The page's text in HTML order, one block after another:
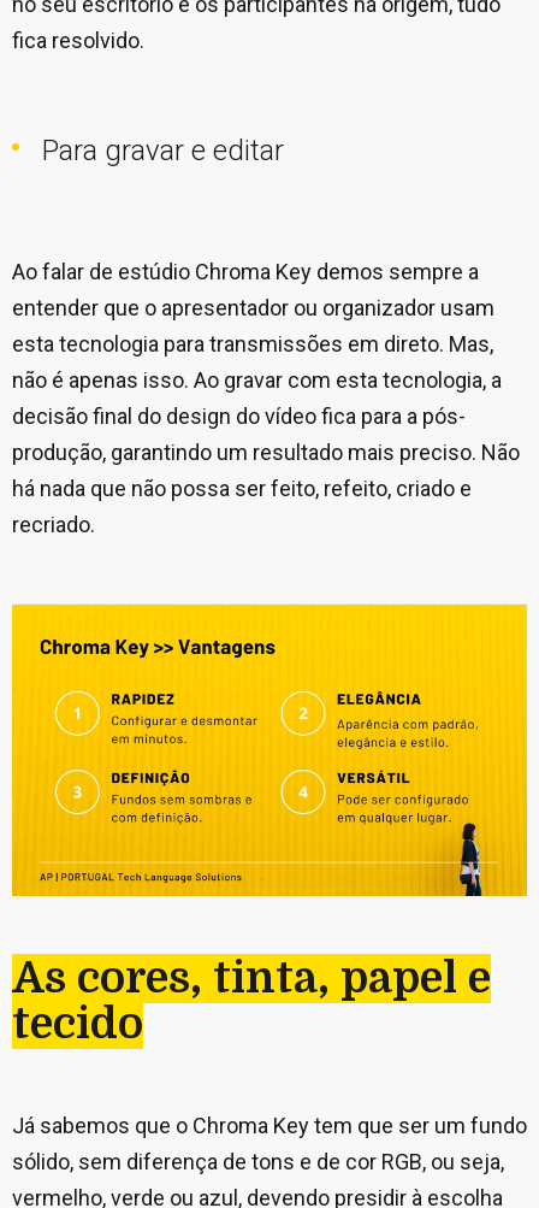
fica resolvido.
Para gravar e editar
Ao falar de estúdio Chroma Key demos sempre a
entender que o apresentador ou organizador usam
esta tecnologia para transmissões em direto. Mas,
não é apenas isso. Ao gravar com esta tecnologia, a
decisão final do design do vídeo fica para a pós-
produção, garantindo um resultado mais preciso. Não
há nada que não possa ser feito, refeito, criado e
recriado.
As cores, tinta, papel e
tecido
Já sabemos que o Chroma Key tem que ser um fundo
sólido, sem diferença de tons e de cor RGB, ou seja,
vermelho, verde ou azul, devendo presidir à escolha